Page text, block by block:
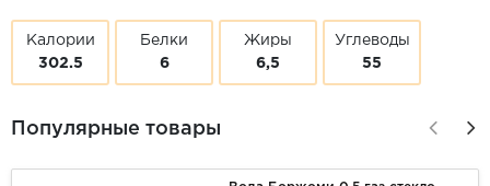
Калории
302.5
Белки
6
Жиры
6,5
Углеводы
55
Популярные товары